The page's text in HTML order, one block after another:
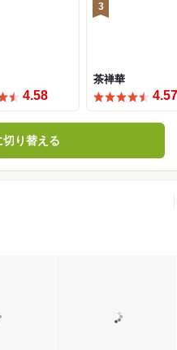
4.58
3
茶禅華
4.57
切り替える